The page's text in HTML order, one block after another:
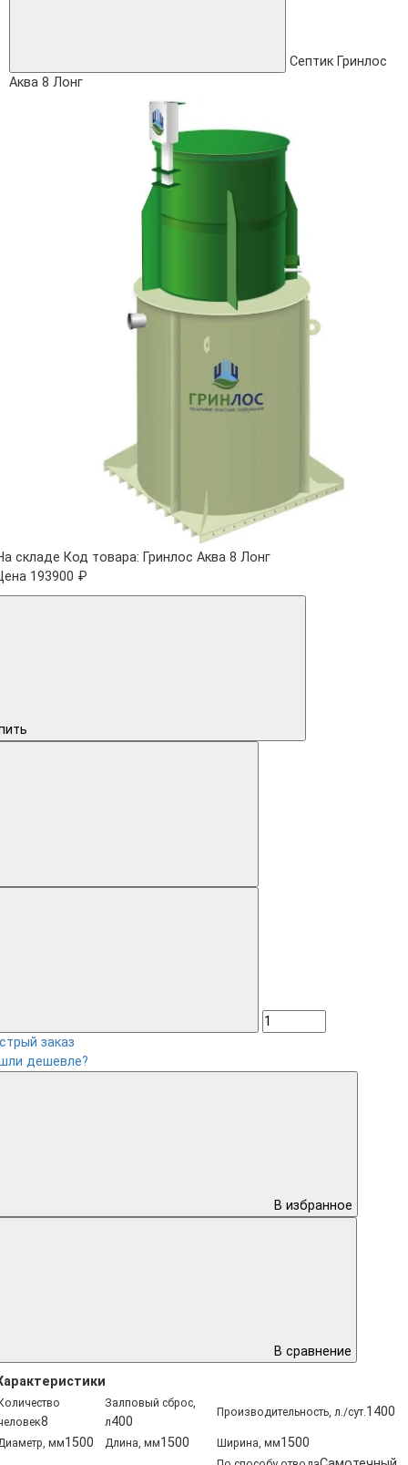
Септик Гринлос
Аква 8 Лонг
складе Код товара: Гринлос Аква 8 Лонг
193900 ₽
заказ
дешевле?
В избранное
В сравнение
8
Залповый сброс,
л400
Производительность, л./сут.1400
мм1500 Длина, мм1500 Ширина, мм1500